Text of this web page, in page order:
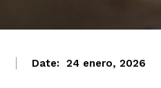
Date: 24 enero, 2026